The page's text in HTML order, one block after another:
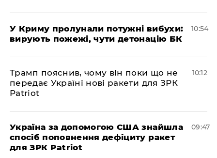
У Криму пролунали потужні вибухи:
вирують пожежі, чути детонацію БК
10:54
Трамп пояснив, чому він поки що не
передає Україні нові ракети для ЗРК
Patriot
10:12
Україна за допомогою США знайшла
спосіб поповнення дефіциту ракет
для ЗРК Patriot
09:47